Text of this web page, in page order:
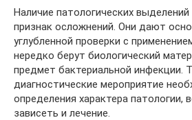
Наличие патологических
признак осложнений. Они дают
углубленной проверки с
нередко берут биологический
предмет бактериальной инфекции.
диагностические мероприятие
определения характера патологии,
зависеть и лечение.